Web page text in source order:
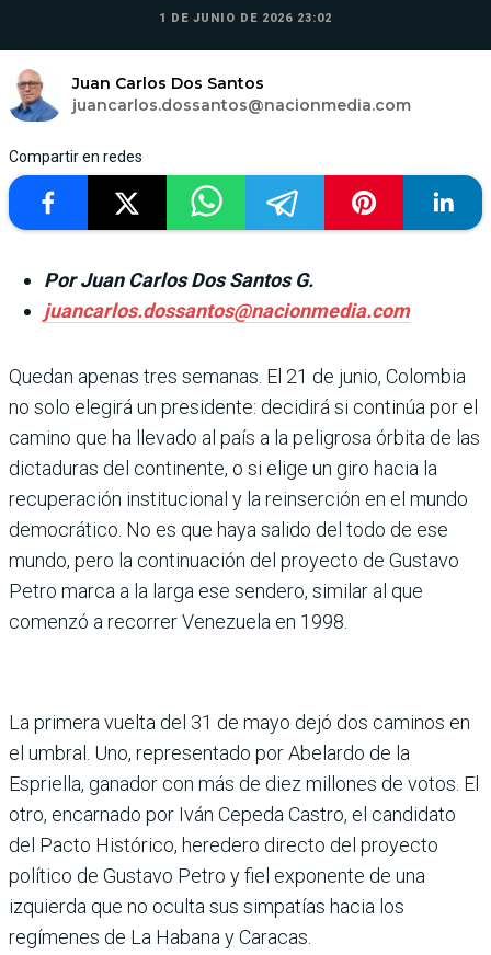
1 DE JUNIO DE 2026 23:02
Juan Carlos Dos Santos
juancarlos.dossantos@nacionmedia.com
Compartir en redes
Por Juan Carlos Dos Santos G.
juancarlos.dossantos@nacionmedia.com
Quedan apenas tres semanas. El 21 de junio, Colombia
no solo elegirá un presidente: decidirá si continúa por el
camino que ha llevado al país a la peligrosa órbita de las
dictaduras del continente, o si elige un giro hacia la
recuperación institucional y la reinserción en el mundo
democrático. No es que haya salido del todo de ese
mundo, pero la continuación del proyecto de Gustavo
Petro marca a la larga ese sendero, similar al que
comenzó a recorrer Venezuela en 1998.
La primera vuelta del 31 de mayo dejó dos caminos en
el umbral. Uno, representado por Abelardo de la
Espriella, ganador con más de diez millones de votos. El
otro, encarnado por Iván Cepeda Castro, el candidato
del Pacto Histórico, heredero directo del proyecto
político de Gustavo Petro y fiel exponente de una
izquierda que no oculta sus simpatías hacia los
regímenes de La Habana y Caracas.